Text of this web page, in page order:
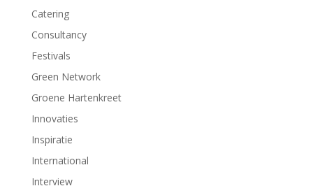
Catering
Consultancy
Festivals
Green Network
Groene Hartenkreet
Innovaties
Inspiratie
International
Interview